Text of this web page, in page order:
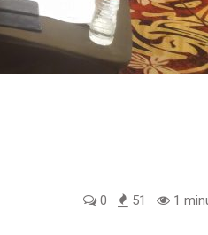
0 51 1